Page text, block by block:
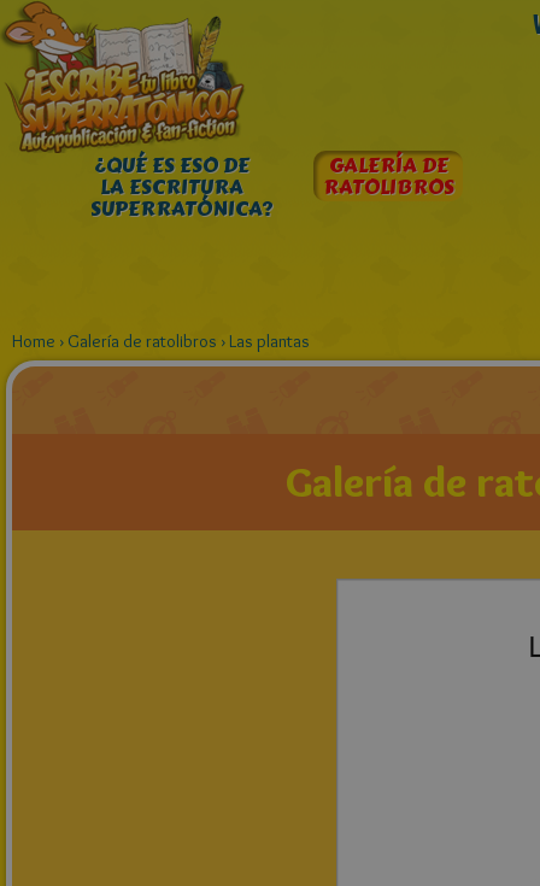
¿QUÉ ES ESO DE
LA ESCRITURA
SUPERRATÓNICA?
GALERÍA DE
RATOLIBROS
Home › Galería de ratolibros › Las plantas
Galería de